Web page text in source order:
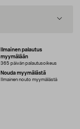
Ilmainen palautus
myymälään
365 päivän palautusoikeus
Nouda myymälästä
Ilmainen nouto myymälästä